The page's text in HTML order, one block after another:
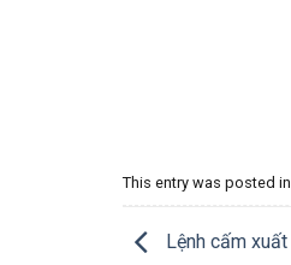
This entry was posted in
Lệnh cấm